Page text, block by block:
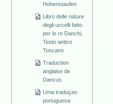
Hohenstaufen
Libro delle nature
degli uccelli fatto
per lo re Danchi,
Testo antico
Toscano
Traduction
anglaise de
Dancus
Uma traduçao
portuguesa